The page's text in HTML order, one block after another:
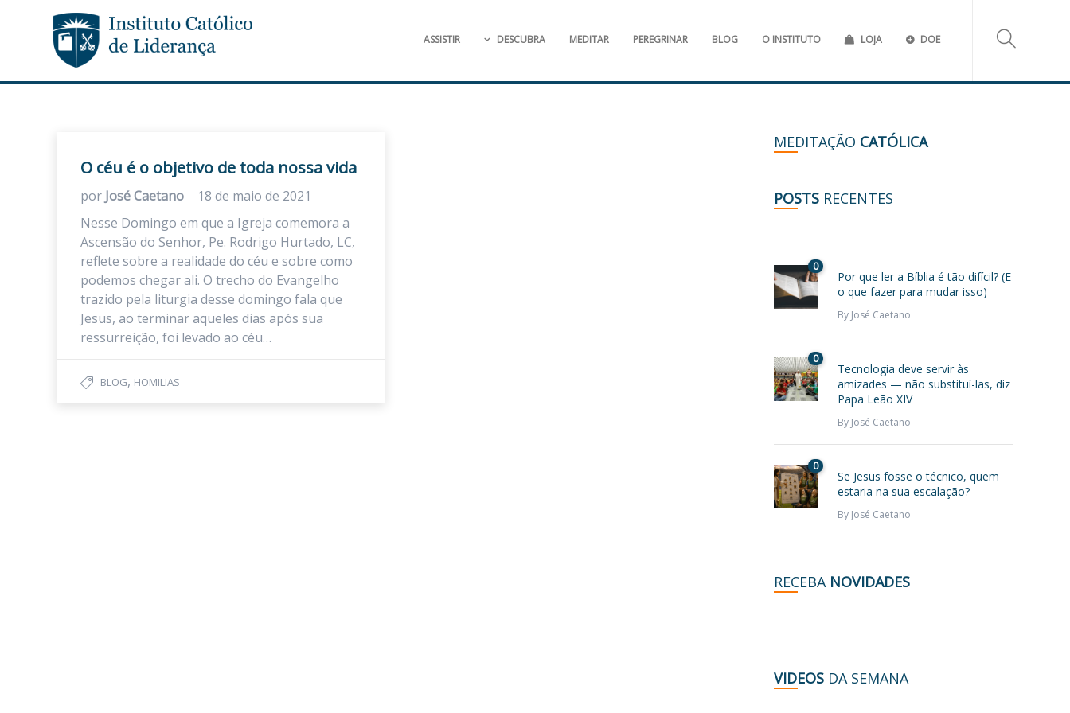
ASSISTIR DESCUBRA MEDITAR PEREGRINAR BLOG O INSTITUTO LOJA DOE
O céu é o objetivo de toda nossa vida
por José Caetano
18 de maio de 2021
Nesse Domingo em que a Igreja comemora a
Ascensão do Senhor, Pe. Rodrigo Hurtado, LC,
reflete sobre a realidade do céu e sobre como
podemos chegar ali. O trecho do Evangelho
trazido pela liturgia desse domingo fala que
Jesus, ao terminar aqueles dias após sua
ressurreição, foi levado ao céu…
BLOG, HOMILIAS
MEDITAÇÃO CATÓLICA
POSTS RECENTES
0
Por que ler a Bíblia é tão difícil? (E
o que fazer para mudar isso)
By José Caetano
0
Tecnologia deve servir às
amizades — não substituí-las, diz
Papa Leão XIV
By José Caetano
0
Se Jesus fosse o técnico, quem
estaria na sua escalação?
By José Caetano
RECEBA NOVIDADES
VIDEOS DA SEMANA